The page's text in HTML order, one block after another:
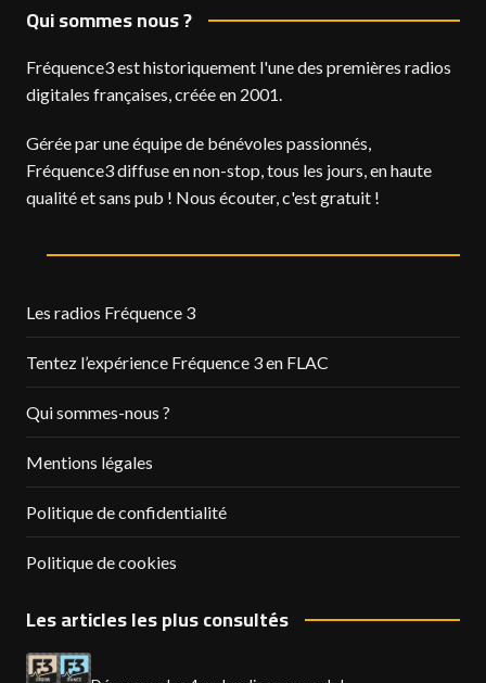
Qui sommes nous ?
Fréquence3 est historiquement l'une des premières radios
digitales françaises, créée en 2001.
Gérée par une équipe de bénévoles passionnés,
Fréquence3 diffuse en non-stop, tous les jours, en haute
qualité et sans pub ! Nous écouter, c'est gratuit !
Les radios Fréquence 3
Tentez l’expérience Fréquence 3 en FLAC
Qui sommes-nous ?
Mentions légales
Politique de confidentialité
Politique de cookies
Les articles les plus consultés